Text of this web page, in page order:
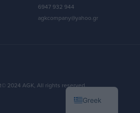
6947 932 944
agkcompany@yahoo.gr
2024 AGK, All rights reserved.
Greek
English